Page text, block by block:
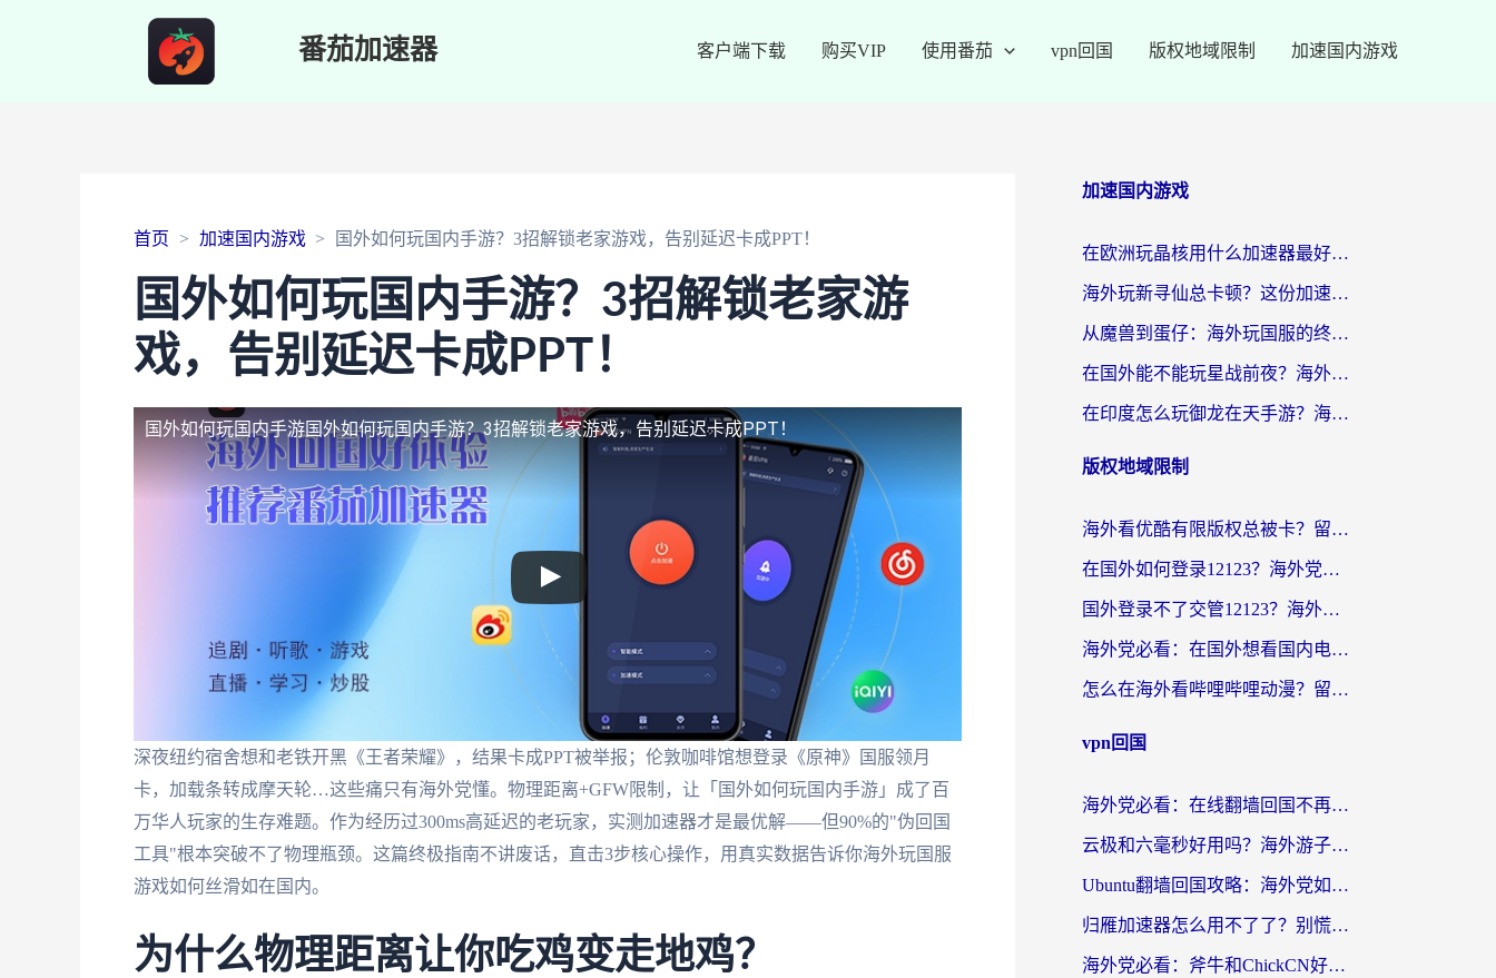
番茄加速器 客户端下载 购买VIP 使用番茄 vpn回国 版权地域限制 加速国内游戏
首页 加速国内游戏 国外如何玩国内手游？3招解锁老家游戏，告别延迟卡成PPT！
国外如何玩国内手游？3招解锁老家游
戏，告别延迟卡成PPT！
国外如何玩国内手游国外如何玩国内手游？3招解锁老家游戏，告别延迟卡成PPT！
深夜纽约宿舍想和老铁开黑《王者荣耀》，结果卡成PPT被举报；伦敦咖啡馆想登录《原神》国服领月
卡，加载条转成摩天轮…这些痛只有海外党懂。物理距离+GFW限制，让「国外如何玩国内手游」成了百
万华人玩家的生存难题。作为经历过300ms高延迟的老玩家，实测加速器才是最优解——但90%的"伪回国
工具"根本突破不了物理瓶颈。这篇终极指南不讲废话，直击3步核心操作，用真实数据告诉你海外玩国服
游戏如何丝滑如在国内。
为什么物理距离让你吃鸡变走地鸡？
加速国内游戏
在欧洲玩晶核用什么加速器最好呢？一个老玩家的真心话
海外玩新寻仙总卡顿？这份加速器选择指南让你秒回国服流畅体验
从魔兽到蛋仔：海外玩国服的终极加速指南，找到你的专属高速通道
在国外能不能玩星战前夜？海外党国服游戏不卡顿的秘密武器在这里
在印度怎么玩御龙在天手游？海外党畅玩国服的终极生存指南
版权地域限制
海外看优酷有限版权总被卡？留学生亲测有效的回国加速器选择指南
在国外如何登录12123？海外党必备的回国加速实用指南
国外登录不了交管12123？海外华人亲测有效的回国加速器选择指南
海外党必看：在国外想看国内电视剧用什么软件？3步解决地域限制
怎么在海外看哔哩哔哩动漫？留学生亲测有效的回国加速方案
vpn回国
海外党必看：在线翻墙回国不再难！教你选对加速器无缝刷国内资源
云极和六毫秒好用吗？海外游子解锁国内资源的真实答案
Ubuntu翻墙回国攻略：海外党如何选对加速器，无缝刷国内剧玩游戏？
归雁加速器怎么用不了了？别慌，这篇指南教你如何丝滑“回家”
海外党必看：斧牛和ChickCN好用吗？3款热门加速器实测+番茄加速器深度体验